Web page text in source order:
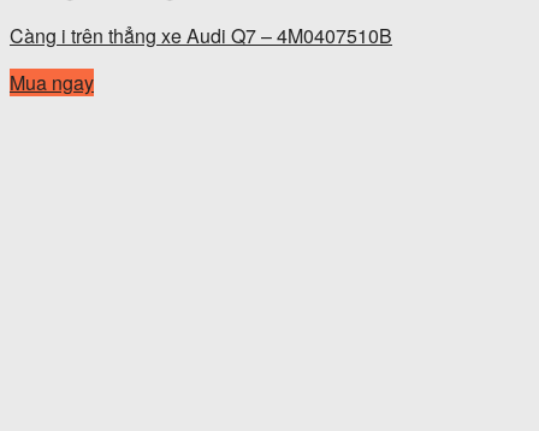
Càng i trên thẳng xe Audi Q7 – 4M0407510B
Mua ngay